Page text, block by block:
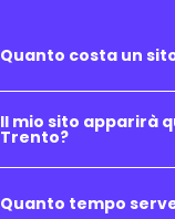
Quanto costa un
Il mio sito apparirà
Trento?
Quanto tempo